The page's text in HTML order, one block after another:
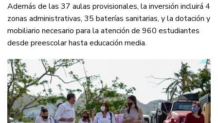
Además de las 37 aulas provisionales, la inversión incluirá 4
zonas administrativas, 35 baterías sanitarias, y la dotación y
mobiliario necesario para la atención de 960 estudiantes
desde preescolar hasta educación media.